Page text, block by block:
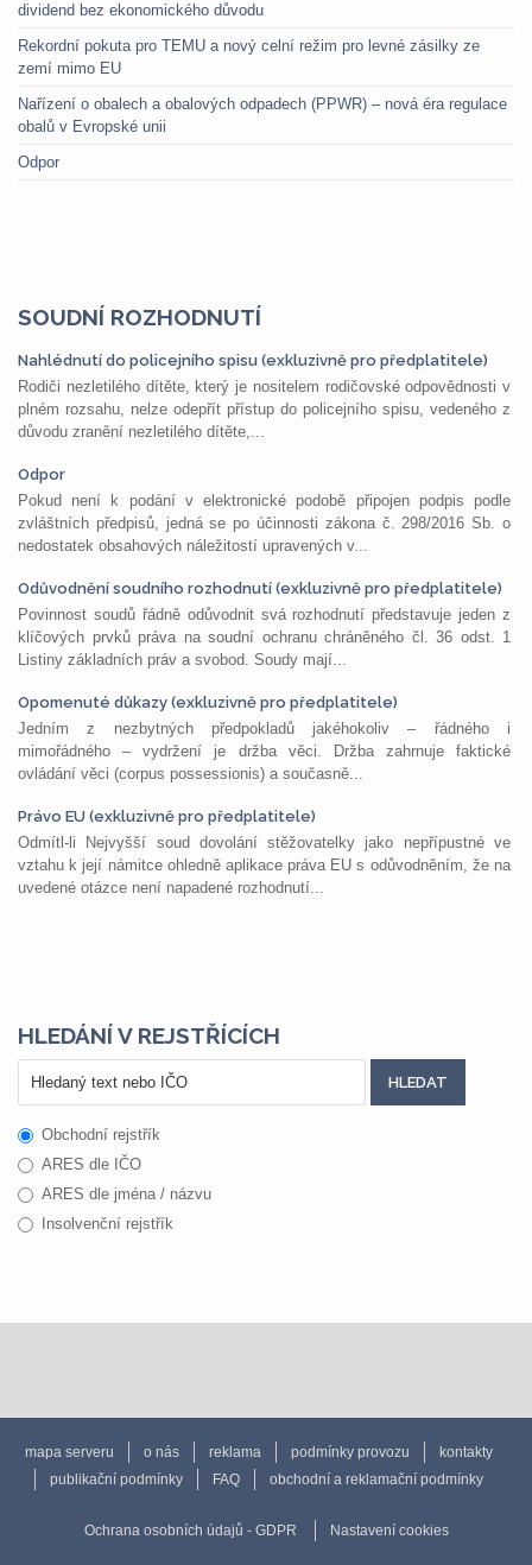
dividend bez ekonomického důvodu
Rekordní pokuta pro TEMU a nový celní režim pro levné zásilky ze
zemí mimo EU
Nařízení o obalech a obalových odpadech (PPWR) – nová éra regulace
obalů v Evropské unii
Odpor
SOUDNÍ ROZHODNUTÍ
Nahlédnutí do policejního spisu (exkluzivně pro předplatitele)
Rodiči nezletilého dítěte, který je nositelem rodičovské odpovědnosti v
plném rozsahu, nelze odepřít přístup do policejního spisu, vedeného z
důvodu zranění nezletilého dítěte,...
Odpor
Pokud není k podání v elektronické podobě připojen podpis podle
zvláštních předpisů, jedná se po účinnosti zákona č. 298/2016 Sb. o
nedostatek obsahových náležitostí upravených v...
Odůvodnění soudního rozhodnutí (exkluzivně pro předplatitele)
Povinnost soudů řádně odůvodnit svá rozhodnutí představuje jeden z
klíčových prvků práva na soudní ochranu chráněného čl. 36 odst. 1
Listiny základních práv a svobod. Soudy mají...
Opomenuté důkazy (exkluzivně pro předplatitele)
Jedním z nezbytných předpokladů jakéhokoliv – řádného i
mimořádného – vydržení je držba věci. Držba zahrnuje faktické
ovládání věci (corpus possessionis) a současně...
Právo EU (exkluzivně pro předplatitele)
Odmítl-li Nejvyšší soud dovolání stěžovatelky jako nepřípustné ve
vztahu k její námitce ohledně aplikace práva EU s odůvodněním, že na
uvedené otázce není napadené rozhodnutí...
HLEDÁNÍ V REJSTŘÍCÍCH
Obchodní rejstřík
ARES dle IČO
ARES dle jména / názvu
Insolvenční rejstřík
mapa serveru o nás reklama podmínky provozu
kontakty
publikační podmínky
FAQ obchodní a reklamační podmínky
Ochrana osobních údajů - GDPR Nastavení cookies